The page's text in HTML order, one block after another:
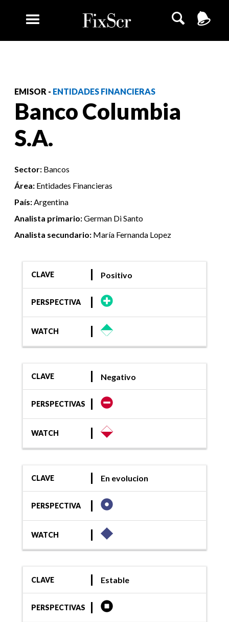
EMISOR - ENTIDADES FINANCIERAS
Banco Columbia
S.A.
Sector: Bancos
Área: Entidades Financieras
País:Argentina
Analista primario:German Di Santo
Analista secundario: María Fernanda Lopez
CLAVE Positivo
PERSPECTIVA
WATCH
CLAVE Negativo
PERSPECTIVAS
WATCH
CLAVE En evolucion
PERSPECTIVA
WATCH
CLAVE Estable
PERSPECTIVAS